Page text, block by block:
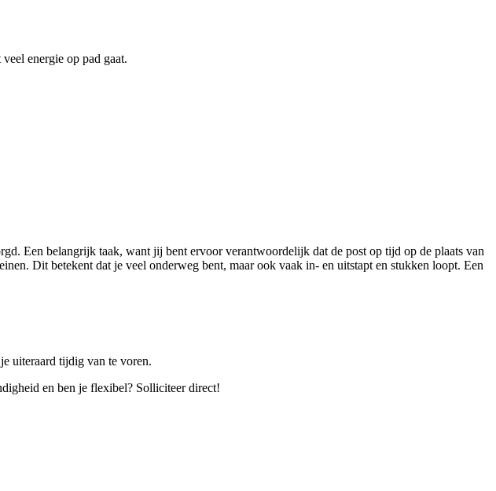
energie op pad gaat.
Een belangrijk taak, want jij bent ervoor verantwoordelijk dat de post op tijd op de plaats van
Dit betekent dat je veel onderweg bent, maar ook vaak in- en uitstapt en stukken loopt. Een
uiteraard tijdig van te voren.
en ben je flexibel? Solliciteer direct!